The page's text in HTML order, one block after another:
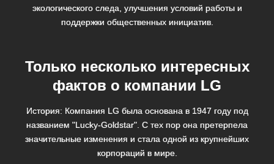
экологического следа, улучшения условий работы и
поддержки общественных инициатив.
Только несколько интересных
фактов о компании LG
История: Компания LG была основана в 1947 году под
названием "Lucky-Goldstar". С тех пор она претерпела
значительные изменения и стала одной из крупнейших
корпораций в мире.